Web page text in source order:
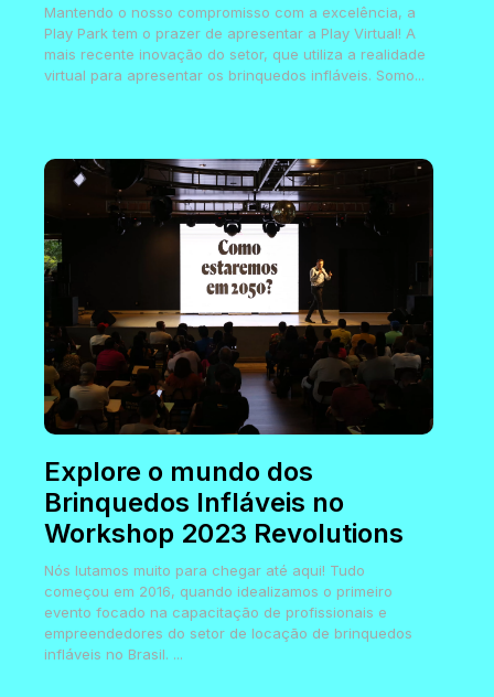
Mantendo o nosso compromisso com a excelência, a
Play Park tem o prazer de apresentar a Play Virtual! A
mais recente inovação do setor, que utiliza a realidade
virtual para apresentar os brinquedos infláveis. Somo...
Explore o mundo dos
Brinquedos Infláveis no
Workshop 2023 Revolutions
Nós lutamos muito para chegar até aqui! Tudo
começou em 2016, quando idealizamos o primeiro
evento focado na capacitação de profissionais e
empreendedores do setor de locação de brinquedos
infláveis no Brasil. ...